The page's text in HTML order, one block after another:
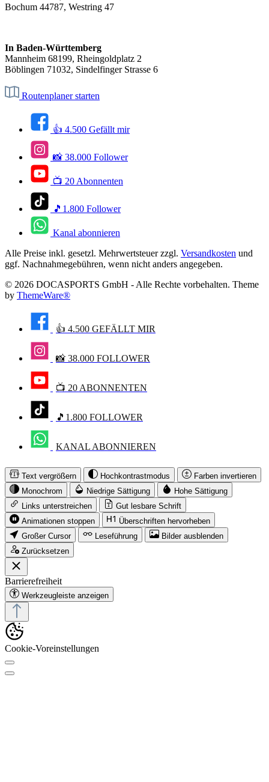
Bochum 44787, Westring 47
In Baden-Württemberg
Mannheim 68199, Rheingoldplatz 2
Böblingen 71032, Sindelfinger Strasse 6
Routenplaner starten
👍 4.500 Gefällt mir
📸 38.000 Follower
📺 20 Abonnenten
🎵1.800 Follower
Kanal abonnieren
Alle Preise inkl. gesetzl. Mehrwertsteuer zzgl. Versandkosten und
ggf. Nachnahmegebühren, wenn nicht anders angegeben.
© 2026 DOCASPORTS GmbH - Alle Rechte vorbehalten. Theme
by ThemeWare®
👍 4.500 GEFÄLLT MIR
📸 38.000 FOLLOWER
📺 20 ABONNENTEN
🎵1.800 FOLLOWER
KANAL ABONNIEREN
Text vergrößern Hochkontrastmodus
Farben invertieren
Monochrom
Niedrige Sättigung
Hohe Sättigung
Links unterstreichen
Gut lesbare Schrift
Animationen stoppen
Überschriften hervorheben
Großer Cursor
Leseführung
Bilder ausblenden
Zurücksetzen
Barrierefreiheit
Werkzeugleiste anzeigen
Cookie-Voreinstellungen